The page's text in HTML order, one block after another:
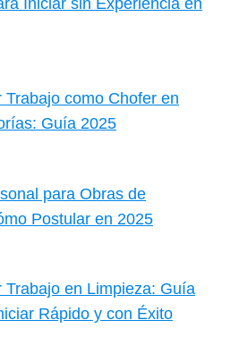
Trabajo como Chofer en
Guía 2025
para Obras de
Postular en 2025
Trabajo en Limpieza: Guía
Rápido y con Éxito